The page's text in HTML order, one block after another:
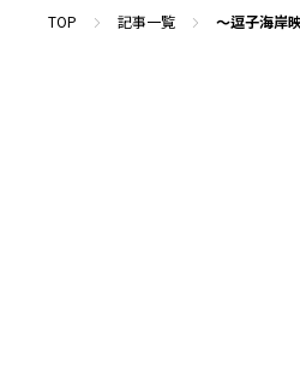
TOP 記事一覧 ～逗子海岸